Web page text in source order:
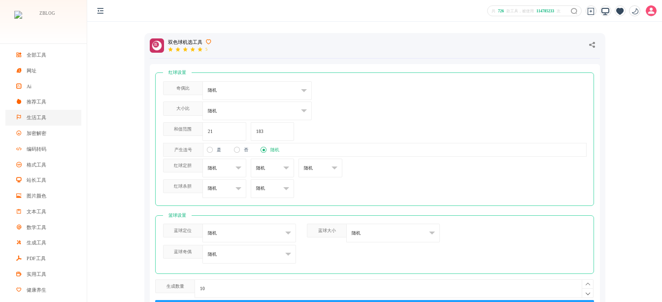
全部工具
网址
Ai
推荐工具
生活工具
加密解密
编码转码
格式工具
站长工具
图片颜色
文本工具
数学工具
生成工具
PDF工具
实用工具
健康养生
共 726 款工具，被使用 114785233 次
双色球机选工具
5
红球设置
奇偶比
大小比
和值范围
产生连号 是 否 随机
红球定胆
红球杀胆
篮球设置
蓝球定位 蓝球大小
蓝球奇偶
生成数量